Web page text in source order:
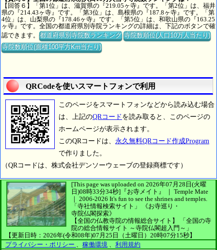
【回答６】「第1位」は、滋賀県の『219.05ヶ寺』です。「第2位」は、福井
県の『214.43ヶ寺』です。「第3位」は、島根県の『187.8ヶ寺』です。「第
4位」は、山梨県の『178.46ヶ寺』です。「第5位」は、和歌山県の『163.25
ヶ寺』です。全国の都道府県別寺院ランキングの詳細は、下記のボタンで確
認できます。都道府県別寺院数ランキング 寺院数順位(人口10万人当たり)
寺院数順位(面積100平方Km当たり)
QRCodeを使いスマートフォンで利用
このページをスマートフォンなどから読み込む場合
は、上記のQRコード を読み取ると、このページの
ホームページが表示されます。
このQRコードは、 永久無料QRコード作成Program
で作りました。
（QRコードは、株式会社デンソーウェーブの登録商標です）
[This page was uploaded on 2026年07月28日(火曜
日)08時33分34秒] 『お寺メイト』 ｜ Temple Mate
｜ 2006-2026 It's fun to see the shrines and temples.
「寺社情報検索サイト」
《お寺巡り・
寺院仏閣探索》
【全国の仏教寺院の情報総合サイト】
「全国の寺
院の総合情報サイト ～寺院仏閣超入門～」
【更新日時：2026年(令和08年)07月25日（土曜日）20時07分15秒】
プライバシー・ポリシー 、 稼働環境 、 利用規約